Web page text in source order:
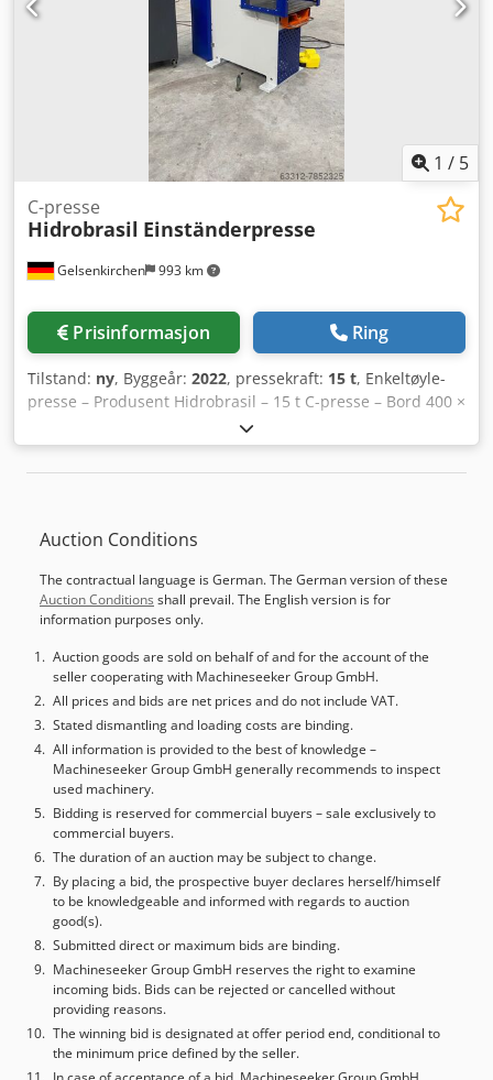
1 / 5
Gelsenkirchen 993 km
C-presse
Hidrobrasil Einständerpresse
Prisinformasjon Ring
Tilstand: ny, Byggeår: 2022, pressekraft: 15 t, Enkeltøyle-
presse – Produsent Hidrobrasil – 15 t C-presse – Bord 400 ×
400 mm Til salgs står en hydraulisk enkeltøylepresse (C-
ramme) fra produsenten Hidrobrasil med en pressekraft
på opptil 15 t. Maskinen er beregnet for kontinuerlig
og produksjon. ===== Tekniske spesifikasjoner &
Generelle opplysninger - Produsent: Hidrobrasil - Modell:
Enkeltøylepresse / C-presse - Utførelse: C-rammepresse /
enkeltøylepresse - Pressekraft: maks. 15 t (150 kN) -
Trykkområde: 5 – 17 t justerbart - Maskinvekt: ca. 1,1 t -
Mål (L × B × H): ca. 1.150 × 800 × 1.900 mm - Bordhøyde:
850 mm - Betjeningssider: 1 ==== Arbeidsområde - Maks.
åpningsvidde: 400 mm - Slaglengde: 350 mm ==== Bord &
stempel - Bordplate: 400 × 400 mm - Stempelplate: 200 ×
200 mm - Utførelse: med T-spor og sentral
sylinderspenning ==== Hastigheter - Fremmating: 10 mm/s
- Tilbakeslag: opptil 25 mm/s - Pressehastighet: 0 – 10
mm/s ==== Hydraulikk - Antall sylindere: 1 - Maks.
arbeidstrykk: 290 bar - Trykkpresisjon: ± 5 bar
Dedpsitylgofx An Teck - Pumpe: Tannhjulspumpe, ca. 9
l/min - Oljevolum: ca. 80 l (HLP 46) - Oljetemperatur: maks.
55 °C - Omgivelsestemperatur: maks. 40 °C ==== Drivverk &
elektrisk anlegg - Motoreffekt: 3 kW - Total tilkoblingseffekt:
ca. 5 kW - Hovedstrømforsyning: 400 V AC - Styrespenning:
24 V DC - Frekvens: 50 Hz ==== Utstyr & betjening -
Trykkjustering via dreieknapp - Manuell spakbetjening
med to hastigheter - Oljetemperaturindikator -
Tilstømningskabel til styreskap: 3.000 mm kabel med 16 A
Auction Conditions
The contractual language is German. The German version of these
Auction Conditions shall prevail. The English version is for
information purposes only.
Auction goods are sold on behalf of and for the account of the
seller cooperating with Machineseeker Group GmbH.
All prices and bids are net prices and do not include VAT.
Stated dismantling and loading costs are binding.
All information is provided to the best of knowledge –
Machineseeker Group GmbH generally recommends to inspect
used machinery.
Bidding is reserved for commercial buyers – sale exclusively to
commercial buyers.
The duration of an auction may be subject to change.
By placing a bid, the prospective buyer declares herself/himself
to be knowledgeable and informed with regards to auction
good(s).
Submitted direct or maximum bids are binding.
Machineseeker Group GmbH reserves the right to examine
incoming bids. Bids can be rejected or cancelled without
providing reasons.
The winning bid is designated at offer period end, conditional to
the minimum price defined by the seller.